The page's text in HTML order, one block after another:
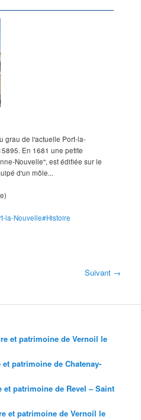
grau de l'actuelle Port-la-
En 1681 une petite
Nouvelle", est édifiée sur le
d'un môle...
la-Nouvelle#Histoire
Suivant →
et patrimoine de Vernoil le
patrimoine de Chatenay-
et patrimoine de Revel – Saint
et patrimoine de Vernoil le